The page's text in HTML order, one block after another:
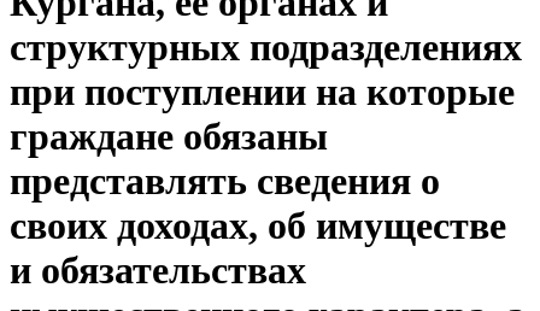
структурных подразделениях
при поступлении на которые
граждане обязаны
представлять сведения о
своих доходах, об имуществе
и обязательствах